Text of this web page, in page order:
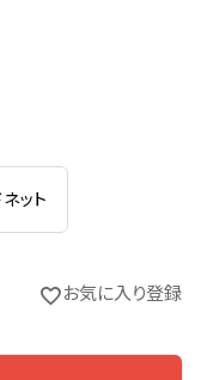
ット
お気に入り登録